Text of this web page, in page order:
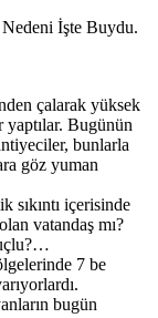
İşte Buydu.
çalarak yüksek
yaptılar. Bugünün
bunlarla
göz yuman
sıkıntı içerisinde
vatandaş mı?
7 be
bugün